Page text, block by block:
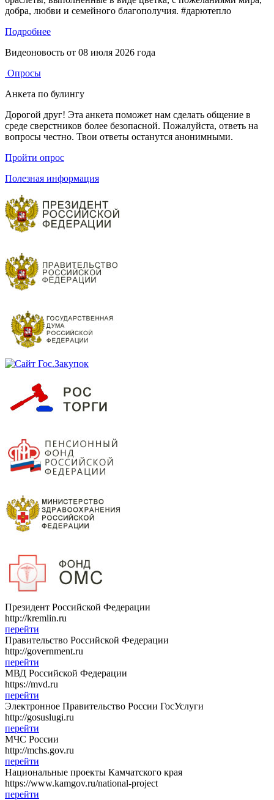
добра, любви и семейного благополучия. #дарютепло
Подробнее
Видеоновость от 08 июля 2026 года
Опросы
Анкета по булингу
Дорогой друг! Эта анкета поможет нам сделать общение в
среде сверстников более безопасной. Пожалуйста, ответь на
вопросы честно. Твои ответы останутся анонимными.
Пройти опрос
Полезная информация
Президент Российской Федерации
http://kremlin.ru
перейти
Правительство Российской Федерации
http://government.ru
перейти
МВД Российской Федерации
https://mvd.ru
перейти
Электронное Правительство России ГосУслуги
http://gosuslugi.ru
перейти
МЧС России
http://mchs.gov.ru
перейти
Национальные проекты Камчатского края
https://www.kamgov.ru/national-project
перейти